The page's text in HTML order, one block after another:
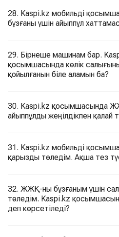
28. Kaspi.kz мобильді
бұзғаны үшін айыппұл
29. Бірнеше машинам бар.
қосымшасында көлік
қойылғанын біле аламын ба?
30. Kaspi.kz қосымшасында
айыппұлды жеңілдікпен қалай
31. Kaspi.kz мобильді
қарызды төледім. Ақша тез
32. ЖЖҚ-ны бұзғаным үшін
төледім. Kaspi.kz
деп көрсетіледі?